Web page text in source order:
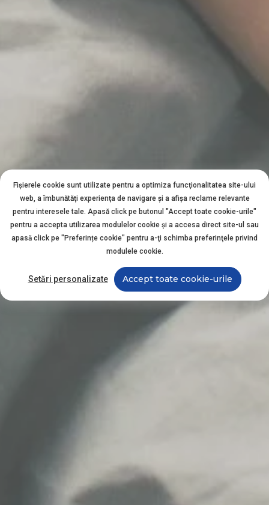
Fișierele cookie sunt utilizate pentru a optimiza funcţionalitatea site-ului
web, a îmbunătăţi experienţa de navigare şi a afişa reclame relevante
pentru interesele tale. Apasă click pe butonul "Accept toate cookie-urile"
pentru a accepta utilizarea modulelor cookie şi a accesa direct site-ul sau
apasă click pe "Preferințe cookie" pentru a-ţi schimba preferinţele privind
modulele cookie.
Setări personalizate Accept toate cookie-urile